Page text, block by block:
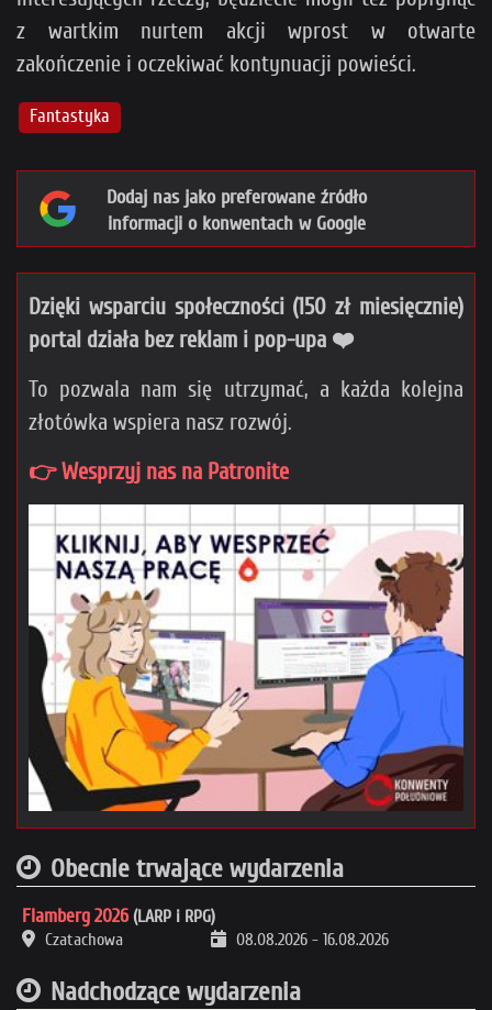
z wartkim nurtem akcji wprost w otwarte
zakończenie i oczekiwać kontynuacji powieści.
Fantastyka
Dodaj nas jako preferowane źródło
informacji o konwentach w Google
Dzięki wsparciu społeczności (150 zł miesięcznie)
portal działa bez reklam i pop-upa ❤️
To pozwala nam się utrzymać, a każda kolejna
złotówka wspiera nasz rozwój.
👉 Wesprzyj nas na Patronite
Obecnie trwające wydarzenia
Flamberg 2026 (LARP i RPG)
Czatachowa
08.08.2026 - 16.08.2026
Nadchodzące wydarzenia